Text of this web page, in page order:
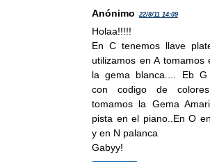
Anónimo 22/8/11 14:09
Holaa!!!!!
En C tenemos llave
utilizamos en A tomamos
la gema blanca.... Eb
con codigo de
tomamos la Gema
pista en el piano..En O
y en N palanca
Gabyy!